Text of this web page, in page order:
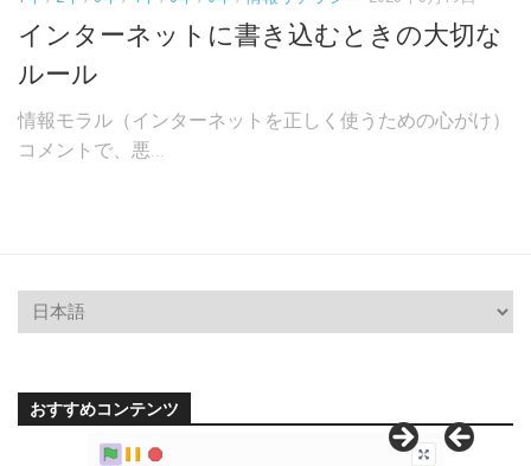
インターネットに書き込むときの大切な
ルール
情報モラル（インターネットを正しく使うための心がけ）
コメントで、悪...
おすすめコンテンツ